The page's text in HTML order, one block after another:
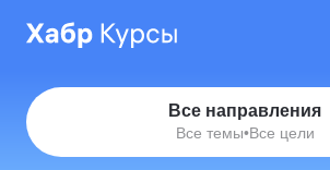
Все направления
Все темы•Все цели